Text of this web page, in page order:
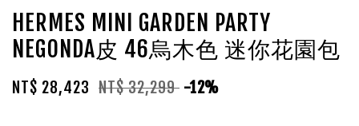
HERMES MINI GARDEN PARTY
NEGONDA皮 46烏木色 迷你花園包
NT$ 28,423 NT$ 32,299 -12%